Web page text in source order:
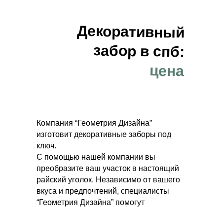
Компания “Геометрия Дизайна”
изготовит декоративные заборы под
ключ.
С помощью нашей компании вы
преобразите ваш участок в настоящий
райский уголок. Независимо от вашего
вкуса и предпочтений, специалисты
“Геометрия Дизайна” помогут
Декоративный
забор в спб:
цена